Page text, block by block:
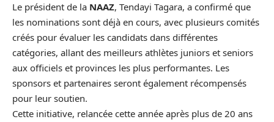
Le président de la NAAZ, Tendayi Tagara, a confirmé que
les nominations sont déjà en cours, avec plusieurs comités
créés pour évaluer les candidats dans différentes
catégories, allant des meilleurs athlètes juniors et seniors
aux officiels et provinces les plus performantes. Les
sponsors et partenaires seront également récompensés
pour leur soutien.
Cette initiative, relancée cette année après plus de 20 ans